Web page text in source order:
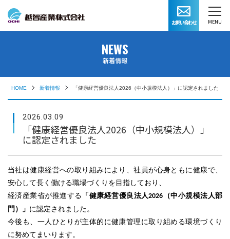
お問い合わせ MENU
NEWS
新着情報
HOME 新着情報 「健康経営優良法人2026（中小規模法人）」に認定されました
2026.03.09
「健康経営優良法人2026（中小規模法人）」
に認定されました
当社は健康経営への取り組みにより、社員が心身ともに健康で、
安心して長く働ける職場づくりを目指しており、
経済産業省が推進する 「健康経営優良法人2026 （中小規模法人部
門）」 に認定されました。
今後も、一人ひとりが主体的に健康管理に取り組める環境づくり
に努めてまいります。